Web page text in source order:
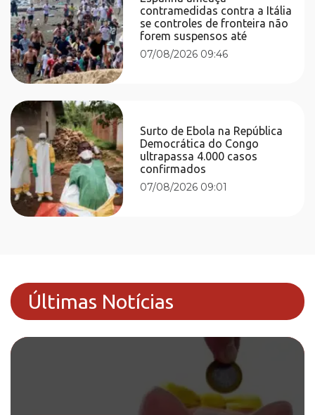
contramedidas contra a Itália
se controles de fronteira não
forem suspensos até
07/08/2026 09:46
Surto de Ebola na República
Democrática do Congo
ultrapassa 4.000 casos
confirmados
07/08/2026 09:01
Últimas Notícias